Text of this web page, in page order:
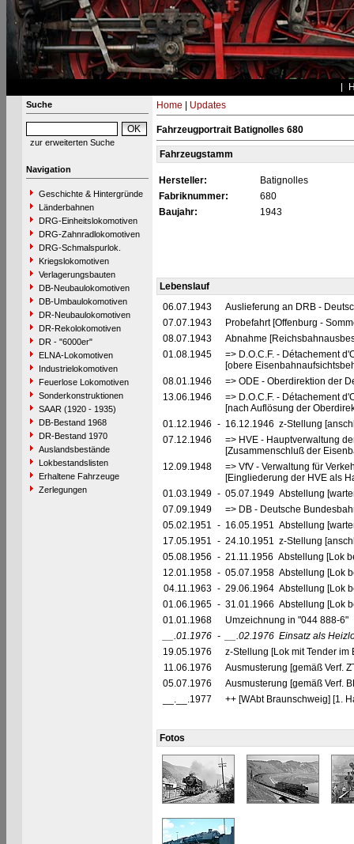
Suche
zur erweiterten Suche
Navigation
Geschichte & Hintergründe
Länderbahnen
DRG-Einheitslokomotiven
DRG-Zahnradlokomotiven
DRG-Schmalspurlok.
Kriegslokomotiven
Verlagerungsbauten
DB-Neubaulokomotiven
DB-Umbaulokomotiven
DR-Neubaulokomotiven
DR-Rekolokomotiven
DR - "6000er"
ELNA-Lokomotiven
Industrielokomotiven
Feuerlose Lokomotiven
Sonderkonstruktionen
SAAR (1920 - 1935)
DB-Bestand 1968
DR-Bestand 1970
Auslandsbestände
Lokbestandslisten
Erhaltene Fahrzeuge
Zerlegungen
Home Updates
Fahrzeugportrait Batignolles 680
Fahrzeugstamm
Hersteller:
Batignolles
Fabriknummer:
680
Baujahr:
1943
Lebenslauf
06.07.1943
Auslieferung an DRB -
07.07.1943
Probefahrt [Offenburg -
08.07.1943
Abnahme
01.08.1945
=> D.O.C.F. - Détachement
[obere
08.01.1946
=> ODE - Oberdirektion der
13.06.1946
=> D.O.C.F. - Détachement
[nach Auflösung der
01.12.1946 - 16.12.1946 z-Stellung
07.12.1946
=> HVE - Hauptverwaltung
[Zusammenschluß der
12.09.1948
=> VfV - Verwaltung für
[Eingliederung der HVE als
01.03.1949 - 05.07.1949 Abstellung
07.09.1949
=> DB - Deutsche
05.02.1951 - 16.05.1951 Abstellung
17.05.1951 - 24.10.1951 z-Stellung
05.08.1956 - 21.11.1956 Abstellung [Lok
12.01.1958 - 05.07.1958 Abstellung [Lok
04.11.1963 - 29.06.1964 Abstellung [Lok
01.06.1965 - 31.01.1966 Abstellung [Lok
01.01.1968
Umzeichnung in "044 888-6"
__.01.1976 - __.02.1976 Einsatz als
19.05.1976
z-Stellung [Lok mit Tender im
11.06.1976
Ausmusterung [gemäß Verf.
05.07.1976
Ausmusterung [gemäß Verf.
__.__.1977
++ [WAbt Braunschweig] [1.
Fotos